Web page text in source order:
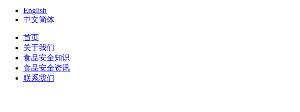
English
中文简体
首页
关于我们
食品安全知识
食品安全资讯
联系我们